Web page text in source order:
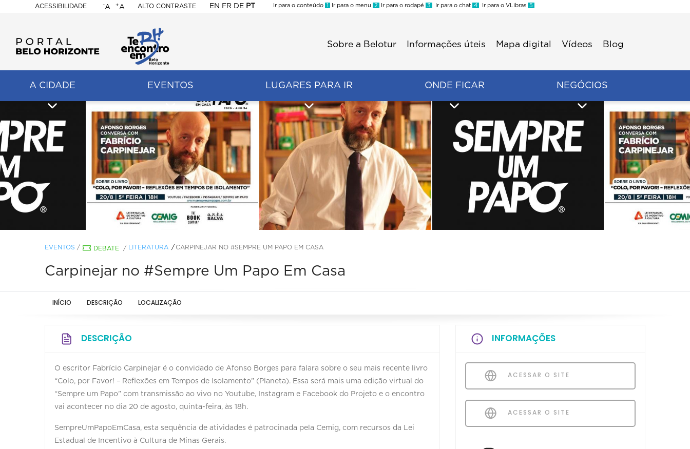
ACESSIBILIDADE
BELO
HORIZONTE
-A +A ALTO CONTRASTE EN FR DE PT
Ir para o conteúdo 1 Ir para o menu 2 Ir para o rodapé 3 Ir para o chat 4 Ir para o VLibras 5
Sobre a Belotur Informações úteis Mapa digital Vídeos Blog
A CIDADE EVENTOS LUGARES PARA IR ONDE FICAR NEGÓCIOS
EVENTOS / DEBATE / LITERATURA CARPINEJAR NO #SEMPRE UM PAPO EM CASA
Carpinejar no #Sempre Um Papo Em Casa
INÍCIO DESCRIÇÃO LOCALIZAÇÃO
DESCRIÇÃO
O escritor Fabrício Carpinejar é o convidado de Afonso Borges para falara sobre o seu mais recente livro
“Colo, por Favor! – Reflexões em Tempos de Isolamento” (Planeta). Essa será mais uma edição virtual do
“Sempre um Papo” com transmissão ao vivo no Youtube, Instagram e Facebook do Projeto e o encontro
vai acontecer no dia 20 de agosto, quinta-feira, às 18h.
SempreUmPapoEmCasa, esta sequência de atividades é patrocinada pela Cemig, com recursos da Lei
Estadual de Incentivo à Cultura de Minas Gerais.
INFORMAÇÕES
ACESSAR O SITE
ACESSAR O SITE